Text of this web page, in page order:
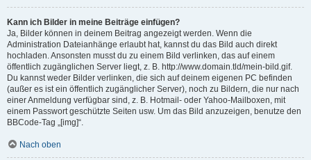
Kann ich Bilder in meine Beiträge einfügen?
Ja, Bilder können in deinem Beitrag angezeigt werden. Wenn die
Administration Dateianhänge erlaubt hat, kannst du das Bild auch direkt
hochladen. Ansonsten musst du zu einem Bild verlinken, das auf einem
öffentlich zugänglichen Server liegt, z. B. http://www.domain.tld/mein-bild.gif.
Du kannst weder Bilder verlinken, die sich auf deinem eigenen PC befinden
(außer es ist ein öffentlich zugänglicher Server), noch zu Bildern, die nur nach
einer Anmeldung verfügbar sind, z. B. Hotmail- oder Yahoo-Mailboxen, mit
einem Passwort geschützte Seiten usw. Um das Bild anzuzeigen, benutze den
BBCode-Tag „[img]“.
Nach oben